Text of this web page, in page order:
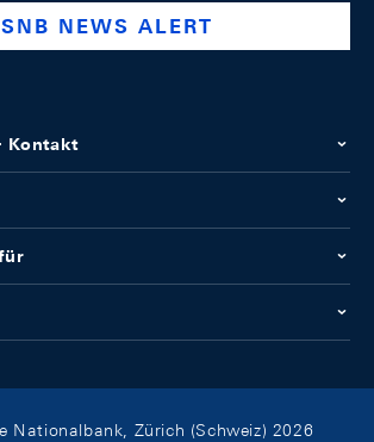
SNB NEWS ALERT
Kontakt
Nationalbank, Zürich (Schweiz) 2026